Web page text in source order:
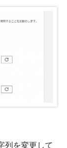
列を変更して